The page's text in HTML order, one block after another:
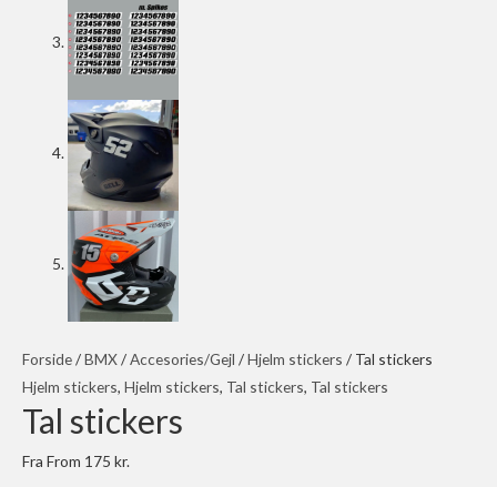
Forside/BMX/Accesories/Gejl /Hjelm stickers / Tal stickers
Hjelm stickers, Hjelm stickers, Tal stickers, Tal stickers
Tal stickers
Fra From 175 kr.